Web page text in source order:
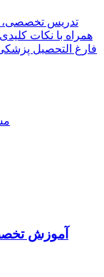
تدریس تخصصی،
همراه با نکات
فارغ التحصیل
آموزش